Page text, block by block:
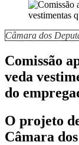
Câmara dos
Comissão
veda
do
O projeto
Câmara